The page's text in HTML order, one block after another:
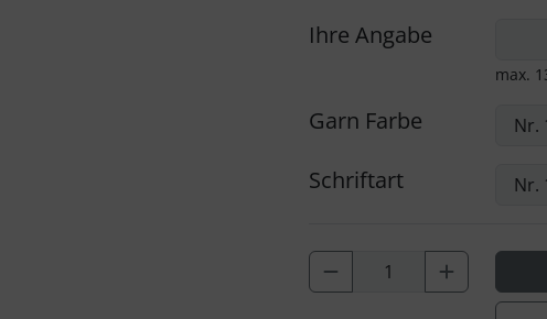
Ihre Angabe
max.
Garn Farbe
Schriftart